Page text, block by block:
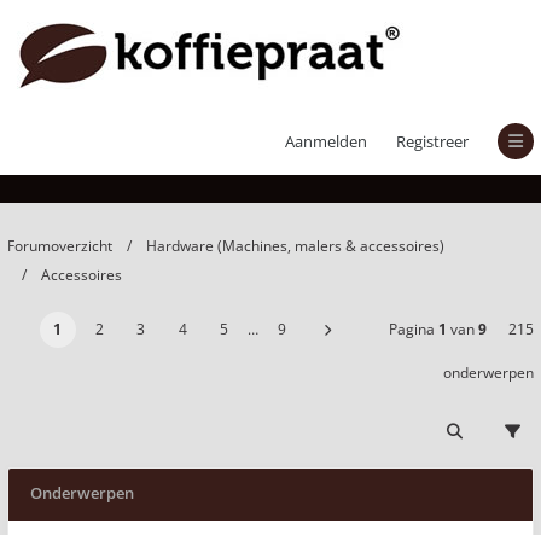
Aanmelden Registreer
Forumoverzicht
Hardware (Machines, malers & accessoires)
Accessoires
1 2 3 4 5 … 9 Pagina 1 van9 215
onderwerpen
Onderwerpen